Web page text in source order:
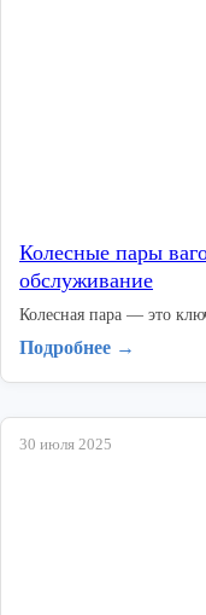
Колесные пары
обслуживание
Колесная пара — это
Подробнее →
30 июля 2025